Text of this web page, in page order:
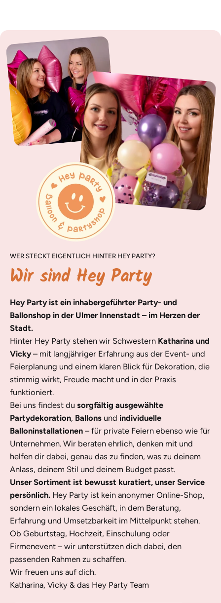
WER STECKT EIGENTLICH HINTER HEY PARTY?
Wir sind Hey Party
Hey Party ist ein inhabergeführter Party- und
Ballonshop in der Ulmer Innenstadt – im Herzen der
Stadt.
Hinter Hey Party stehen wir Schwestern Katharina und
Vicky– mit langjähriger Erfahrung aus der Event- und
Feierplanung und einem klaren Blick für Dekoration, die
stimmig wirkt, Freude macht und in der Praxis
funktioniert.
Bei uns findest du sorgfältig ausgewählte
Partydekoration, Ballons und individuelle
Balloninstallationen – für private Feiern ebenso wie für
Unternehmen. Wir beraten ehrlich, denken mit und
helfen dir dabei, genau das zu finden, was zu deinem
Anlass, deinem Stil und deinem Budget passt.
Unser Sortiment ist bewusst kuratiert, unser Service
persönlich. Hey Party ist kein anonymer Online-Shop,
sondern ein lokales Geschäft, in dem Beratung,
Erfahrung und Umsetzbarkeit im Mittelpunkt stehen.
Ob Geburtstag, Hochzeit, Einschulung oder
Firmenevent – wir unterstützen dich dabei, den
passenden Rahmen zu schaffen.
Wir freuen uns auf dich.
Katharina, Vicky & das Hey Party Team